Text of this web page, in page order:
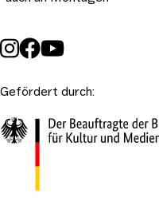
Gefördert durch: